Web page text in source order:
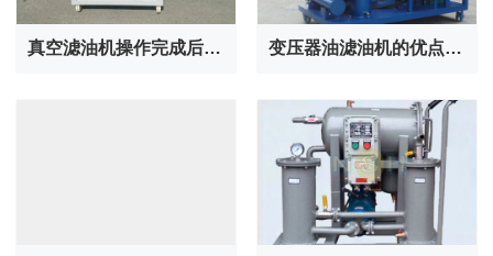
真空滤油机操作完成后的储存方法 变压器油滤油机的优点有哪些？